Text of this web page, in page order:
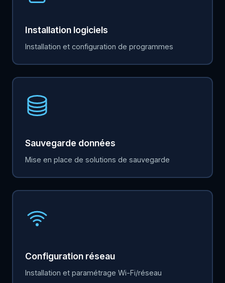
Installation logiciels
Installation et configuration de programmes
Sauvegarde données
Mise en place de solutions de sauvegarde
Configuration réseau
Installation et paramétrage Wi-Fi/réseau